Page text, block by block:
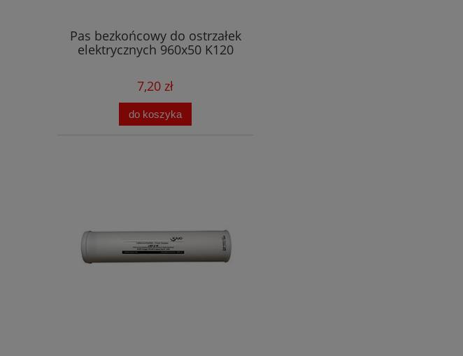
Pas bezkońcowy do ostrzałek
elektrycznych 960x50 K120
7,20 zł
do koszyka